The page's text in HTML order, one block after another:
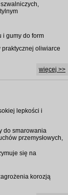
i gumy do form
praktycznej oliwiarce
więcej >>
lepkości i
do smarowania
przemysłowych,
się na
korozją